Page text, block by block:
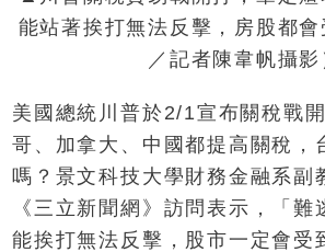
能站著挨打無法反擊，房股都
／記者陳韋帆攝影
美國總統川普於2/1宣布關稅戰
哥、加拿大、中國都提高關稅，
嗎？景文科技大學財務金融系副
《三立新聞網》訪問表示，「難
能挨打無法反擊，股市一定會受